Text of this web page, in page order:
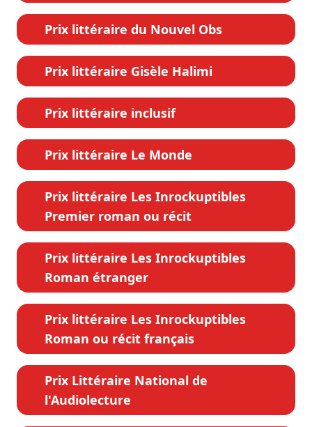
Prix littéraire du Nouvel Obs
Prix littéraire Gisèle Halimi
Prix littéraire inclusif
Prix littéraire Le Monde
Prix littéraire Les Inrockuptibles
Premier roman ou récit
Prix littéraire Les Inrockuptibles
Roman étranger
Prix littéraire Les Inrockuptibles
Roman ou récit français
Prix Littéraire National de
l'Audiolecture